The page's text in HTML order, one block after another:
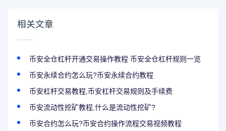
相关文章
币安全仓杠杆开通交易操作教程 币安全仓杠杆规则一览
币安永续合约怎么玩?币安永续合约教程
币安杠杆交易教程,币安杠杆交易规则及手续费
币安流动性挖矿教程,什么是流动性挖矿?
币安合约怎么玩?币安合约操作流程交易视频教程